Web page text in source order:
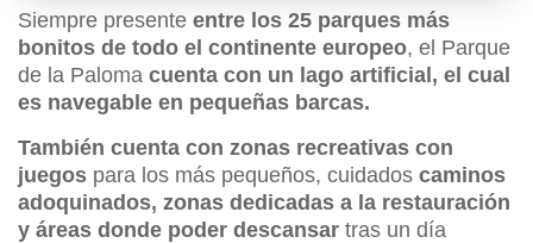
Siempre presente entre los 25 parques más
bonitos de todo el continente europeo, el Parque
de la Paloma cuenta con un lago artificial, el cual
es navegable en pequeñas barcas.
También cuenta con zonas recreativas con
juegos para los más pequeños, cuidados caminos
adoquinados, zonas dedicadas a la restauración
y áreas donde poder descansar tras un día